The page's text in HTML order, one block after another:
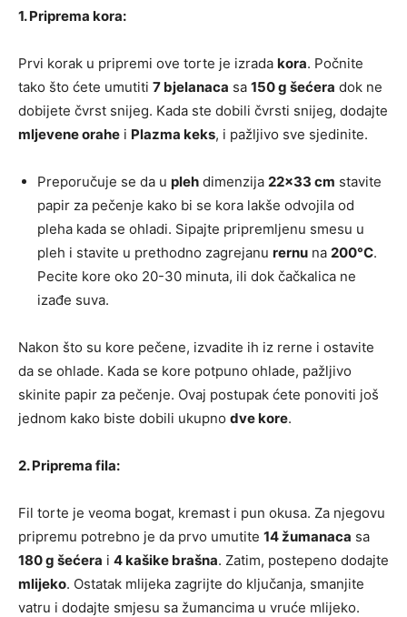
1. Priprema kora:
Prvi korak u pripremi ove torte je izrada kora. Počnite
tako što ćete umutiti 7 bjelanaca sa 150 g šećera dok ne
dobijete čvrst snijeg. Kada ste dobili čvrsti snijeg, dodajte
mljevene orahe i Plazma keks, i pažljivo sve sjedinite.
Preporučuje se da u pleh dimenzija 22×33 cm stavite
papir za pečenje kako bi se kora lakše odvojila od
pleha kada se ohladi. Sipajte pripremljenu smesu u
pleh i stavite u prethodno zagrejanu rernu na 200°C.
Pecite kore oko 20-30 minuta, ili dok čačkalica ne
izađe suva.
Nakon što su kore pečene, izvadite ih iz rerne i ostavite
da se ohlade. Kada se kore potpuno ohlade, pažljivo
skinite papir za pečenje. Ovaj postupak ćete ponoviti još
jednom kako biste dobili ukupno dve kore.
2. Priprema fila:
Fil torte je veoma bogat, kremast i pun okusa. Za njegovu
pripremu potrebno je da prvo umutite 14 žumanaca sa
180 g šećera i 4 kašike brašna. Zatim, postepeno dodajte
mlijeko. Ostatak mlijeka zagrijte do ključanja, smanjite
vatru i dodajte smjesu sa žumancima u vruće mlijeko.